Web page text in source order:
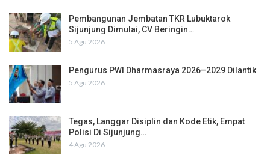
Pembangunan Jembatan TKR Lubuktarok
Sijunjung Dimulai, CV Beringin…
5 Agu 2026
Pengurus PWI Dharmasraya 2026–2029 Dilantik
5 Agu 2026
Tegas, Langgar Disiplin dan Kode Etik, Empat
Polisi Di Sijunjung…
4 Agu 2026